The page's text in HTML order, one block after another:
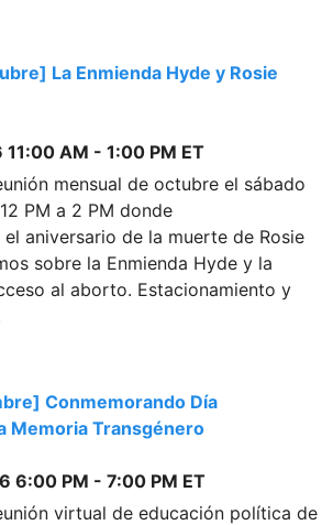
La Enmienda Hyde y Rosie
11:00 AM - 1:00 PM ET
mensual de octubre el sábado
PM a 2 PM donde
aniversario de la muerte de Rosie
sobre la Enmienda Hyde y la
al aborto. Estacionamiento y
Conmemorando Día
Memoria Transgénero
6:00 PM - 7:00 PM ET
virtual de educación política de